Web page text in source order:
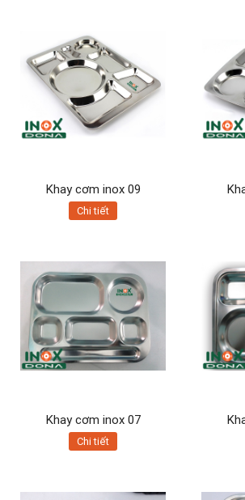
Khay cơm inox 09
Chi tiết
Khay cơm inox 07
Chi tiết